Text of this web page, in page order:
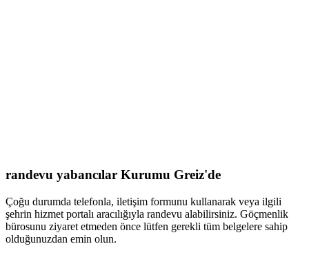
randevu yabancılar Kurumu Greiz'de
Çoğu durumda telefonla, iletişim formunu kullanarak veya ilgili
şehrin hizmet portalı aracılığıyla randevu alabilirsiniz. Göçmenlik
bürosunu ziyaret etmeden önce lütfen gerekli tüm belgelere sahip
olduğunuzdan emin olun.